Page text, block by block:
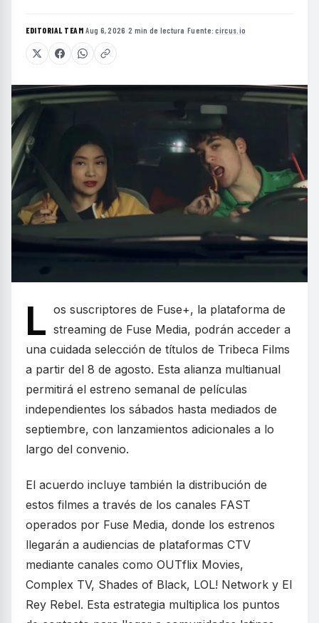
EDITORIAL TEAM·Aug 6, 2026 ·2 min de lectura ·Fuente:circus.io
L os suscriptores de Fuse+, la plataforma de
streaming de Fuse Media, podrán acceder a
una cuidada selección de títulos de Tribeca Films
a partir del 8 de agosto. Esta alianza multianual
permitirá el estreno semanal de películas
independientes los sábados hasta mediados de
septiembre, con lanzamientos adicionales a lo
largo del convenio.
El acuerdo incluye también la distribución de
estos filmes a través de los canales FAST
operados por Fuse Media, donde los estrenos
llegarán a audiencias de plataformas CTV
mediante canales como OUTflix Movies,
Complex TV, Shades of Black, LOL! Network y El
Rey Rebel. Esta estrategia multiplica los puntos